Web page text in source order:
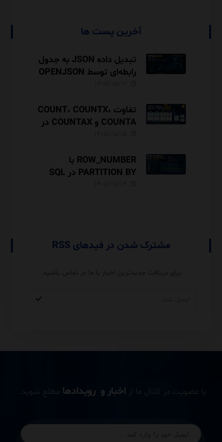
آخرین پست ها
تبدیل داده JSON به جدول
رابطه‌ای توسط OPENJSON
تفاوت COUNT، COUNTX،
COUNTA و COUNTAX در
ROW_NUMBER با
PARTITION BY در SQL
مشترک شدن در فیدهای RSS
برای دریافت جدیدترین اخبار با ما در تماس باشید.
با عضویت در کانال ما از اخبار و رویدادها مطلع شوید.